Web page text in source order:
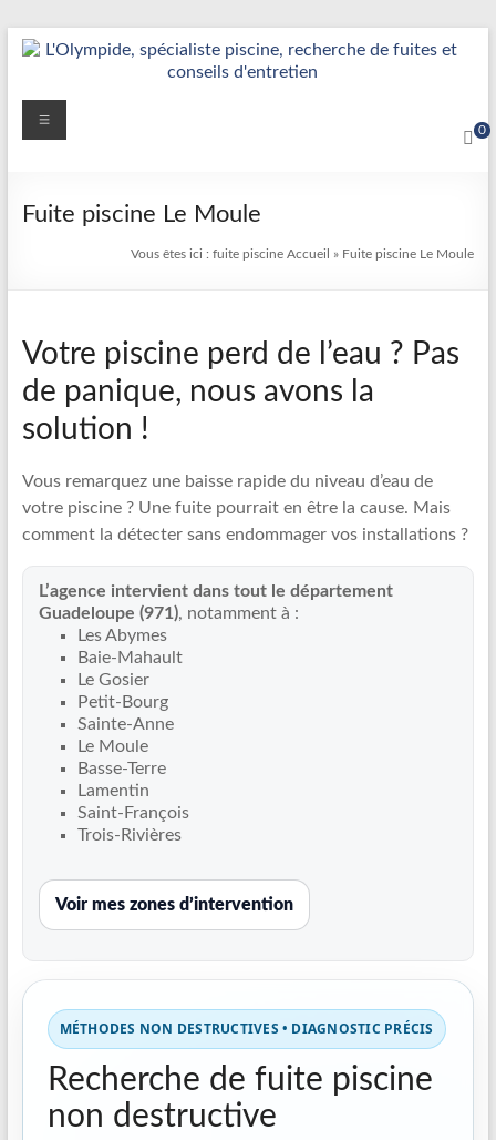
Aller
au
Détection
Réparation
Fuite
L’Olympide
—
Expert
France
Recherche
de
fuite
piscine
partout
réparation
canalisations
0
Menu
Fuite piscine Le Moule
Vous êtes ici : fuite piscineAccueil » Fuite piscine Le Moule
Votre piscine perd de l’eau ? Pas
de panique, nous avons la
solution !
Vous remarquez une baisse rapide du niveau d’eau de
votre piscine ? Une fuite pourrait en être la cause. Mais
comment la détecter sans endommager vos installations ?
L’agence intervient dans tout le département
Guadeloupe (971), notamment à :
Les Abymes
Baie-Mahault
Le Gosier
Petit-Bourg
Sainte-Anne
Le Moule
Basse-Terre
Lamentin
Saint-François
Trois-Rivières
Voir mes zones d’intervention
MÉTHODES NON DESTRUCTIVES • DIAGNOSTIC PRÉCIS
Recherche de fuite piscine
non destructive